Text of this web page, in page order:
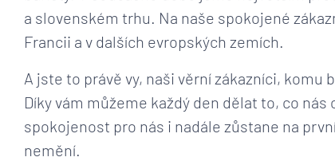
a slovenském trhu. Na naše spokojené
Francii a v dalších evropských zemích.
A jste to právě vy, naši věrní zákazníci, komu
Díky vám můžeme každý den dělat to, co
spokojenost pro nás i nadále zůstane na
nemění.